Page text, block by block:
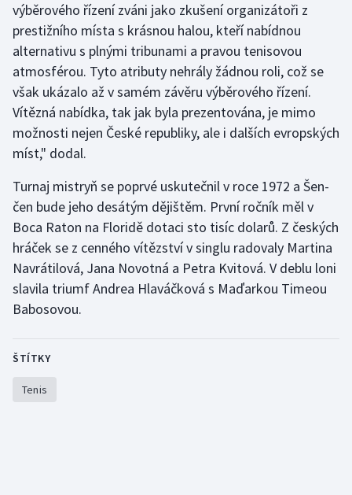
Plavání
Plážový volejbal
Ragby
Rychlobruslení
Short track
Sportovní střelba
Stolní tenis
Veslování
výběrového řízení zváni jako zkušení organizátoři z
prestižního místa s krásnou halou, kteří nabídnou
alternativu s plnými tribunami a pravou tenisovou
atmosférou. Tyto atributy nehrály žádnou roli, což se
však ukázalo až v samém závěru výběrového řízení.
Vítězná nabídka, tak jak byla prezentována, je mimo
možnosti nejen České republiky, ale i dalších evropských
míst," dodal.
Turnaj mistryň se poprvé uskutečnil v roce 1972 a Šen-
čen bude jeho desátým dějištěm. První ročník měl v
Boca Raton na Floridě dotaci sto tisíc dolarů. Z českých
hráček se z cenného vítězství v singlu radovaly Martina
Navrátilová, Jana Novotná a Petra Kvitová. V deblu loni
slavila triumf Andrea Hlaváčková s Maďarkou Timeou
Babosovou.
ŠTÍTKY
Tenis